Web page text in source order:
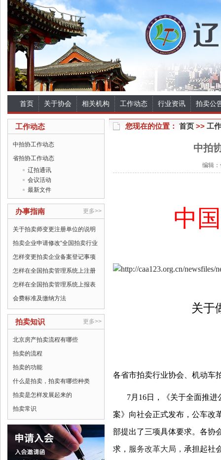
首页 关于协会 相关机构 工作动态 行业资讯 拍卖公
工作动态
中拍协工作动态
省拍协工作动态
辽拍通讯
会议活动
最新文件
更多>>
办事指南
关于拍卖师变更注册单位的说明
拍卖企业申请修改“全国拍卖行业
怎样变更拍卖企业备案登记事项
怎样在全国拍卖管理系统上注册
怎样在全国拍卖管理系统上报表
会费标准及缴纳方法
更多>>
拍卖知识
北京房产拍卖流程有哪些
拍卖的流程
拍卖的功能
什么是拍卖，拍卖有哪些种类
拍卖是怎样发展起来的
拍卖常识
您现在的位置： 首页 >> 工
中拍
编辑
中
关于
各省市拍卖行业协会、机动车
7月 16日，《关于全面推
案》向社会正式发布，公车改
部提出了三项具体要求。各协
求， 服务改革大局， 承担起社